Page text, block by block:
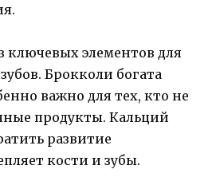
элементов для
Брокколи богата
важно для тех, кто не
продукты. Кальций
развитие
кости и зубы.